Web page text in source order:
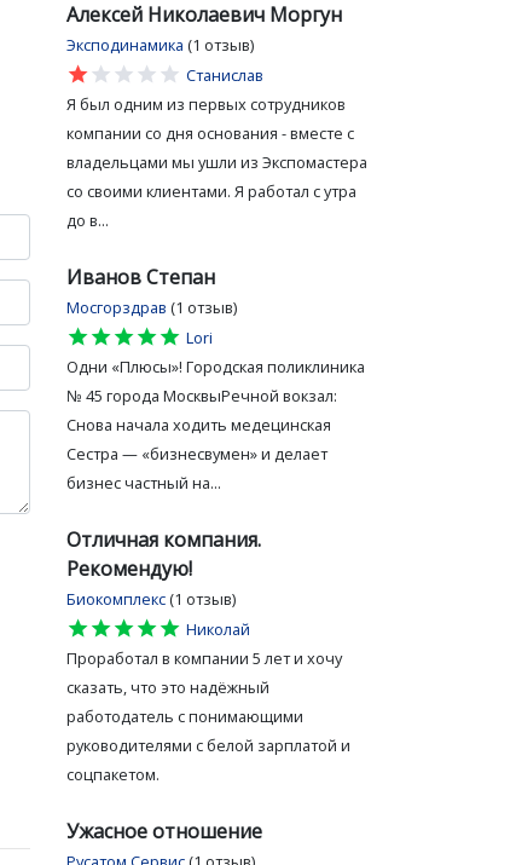
Алексей Николаевич Моргун
Эксподинамика (1 отзыв)
star
star
star
star
star
Станислав
Я был одним из первых сотрудников
компании со дня основания - вместе с
владельцами мы ушли из Экспомастера
со своими клиентами. Я работал с утра
до в...
Иванов Степан
Мосгорздрав (1 отзыв)
star
star
star
star
star
Lori
Одни «Плюсы»! Городская поликлиника
№ 45 города МосквыРечной вокзал:
Снова начала ходить медецинская
Сестра — «бизнесвумен» и делает
бизнес частный на...
Отличная компания.
Рекомендую!
Биокомплекс (1 отзыв)
star
star
star
star
star
Николай
Проработал в компании 5 лет и хочу
сказать, что это надёжный
работодатель с понимающими
руководителями с белой зарплатой и
соцпакетом.
Ужасное отношение